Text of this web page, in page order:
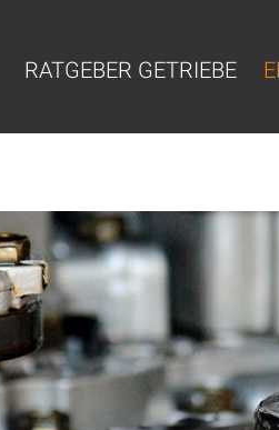
RATGEBER GETRIEBE